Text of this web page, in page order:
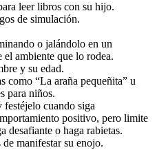
leer libros con su hijo.
de simulación.
o jalándolo en un
ambiente que lo rodea.
y su edad.
como “La araña pequeñita” u
para niños.
festéjelo cuando siga
positivo, pero limite
desafiante o haga rabietas.
manifestar su enojo.